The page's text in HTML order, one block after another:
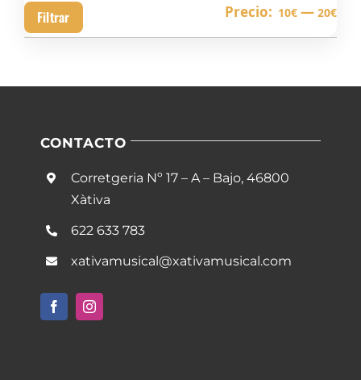
Filtrar Precio: 10€ — 20€
CONTACTO
Corretgeria Nº 17 – A – Bajo, 46800
Xàtiva
622 633 783
xativamusical@xativamusical.com